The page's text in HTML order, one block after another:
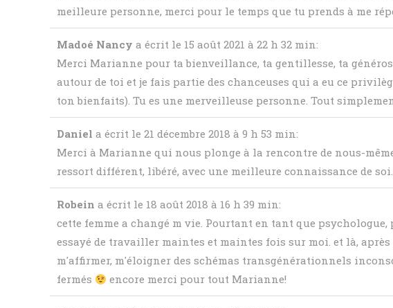
meilleure personne, merci pour le temps que tu prends à me
Madoé Nancy a écrit le 15 août 2021 à 22 h 32 min:
Merci Marianne pour ta bienveillance, ta gentillesse, ta
autour de toi et je fais partie des chanceuses qui a eu ce
ton bienfaits). Tu es une merveilleuse personne. Tout
Daniel a écrit le 21 décembre 2018 à 9 h 53 min:
Merci à Marianne qui nous plonge à la rencontre de nous-
ressort différent, libéré, avec une meilleure connaissance de
Robein a écrit le 18 août 2018 à 16 h 39 min:
cette femme a changé m vie. Pourtant en tant que
essayé de travailler maintes et maintes fois sur moi. et là,
m'affirmer, m'éloigner des schémas transgénérationnels
fermés
encore merci pour tout Marianne!